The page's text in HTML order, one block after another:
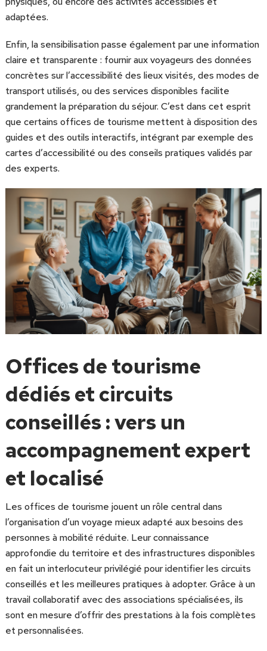
adaptées.
Enfin, la sensibilisation passe également par une information
claire et transparente : fournir aux voyageurs des données
concrètes sur l’accessibilité des lieux visités, des modes de
transport utilisés, ou des services disponibles facilite
grandement la préparation du séjour. C’est dans cet esprit
que certains offices de tourisme mettent à disposition des
guides et des outils interactifs, intégrant par exemple des
cartes d’accessibilité ou des conseils pratiques validés par
des experts.
Offices de tourisme
dédiés et circuits
conseillés : vers un
accompagnement expert
et localisé
Les offices de tourisme jouent un rôle central dans
l’organisation d’un voyage mieux adapté aux besoins des
personnes à mobilité réduite. Leur connaissance
approfondie du territoire et des infrastructures disponibles
en fait un interlocuteur privilégié pour identifier les circuits
conseillés et les meilleures pratiques à adopter. Grâce à un
travail collaboratif avec des associations spécialisées, ils
sont en mesure d’offrir des prestations à la fois complètes
et personnalisées.